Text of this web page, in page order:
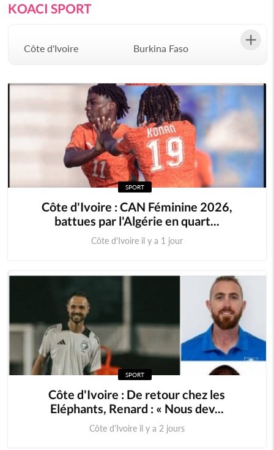
KOACI SPORT
Côte d'Ivoire Burkina Faso
Bénin
Afrique du Sud Angola
Botswana Burundi
Cameroun Cap-Vert
Congo (RDC)
Ghana Guinée
Guinée Bissau Guinnée Equatorial
Libéria Madagascar
SPORT
Côte d'Ivoire : CAN Féminine 2026,
battues par l'Algérie en quart...
Côte d'Ivoire il y a 1 jour
SPORT
Côte d'Ivoire : De retour chez les
Eléphants, Renard : « Nous dev...
Côte d'Ivoire il y a 2 jours